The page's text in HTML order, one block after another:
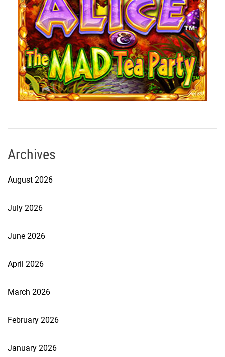
Archives
August 2026
July 2026
June 2026
April 2026
March 2026
February 2026
January 2026